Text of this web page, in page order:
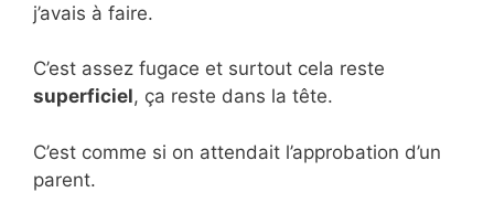
j’avais à faire.
C’est assez fugace et surtout cela reste
superficiel, ça reste dans la tête.
C’est comme si on attendait l’approbation d’un
parent.